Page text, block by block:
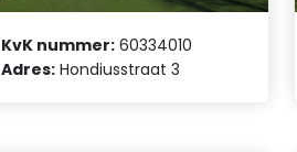
KvK nummer: 60334010
Adres: Hondiusstraat 3